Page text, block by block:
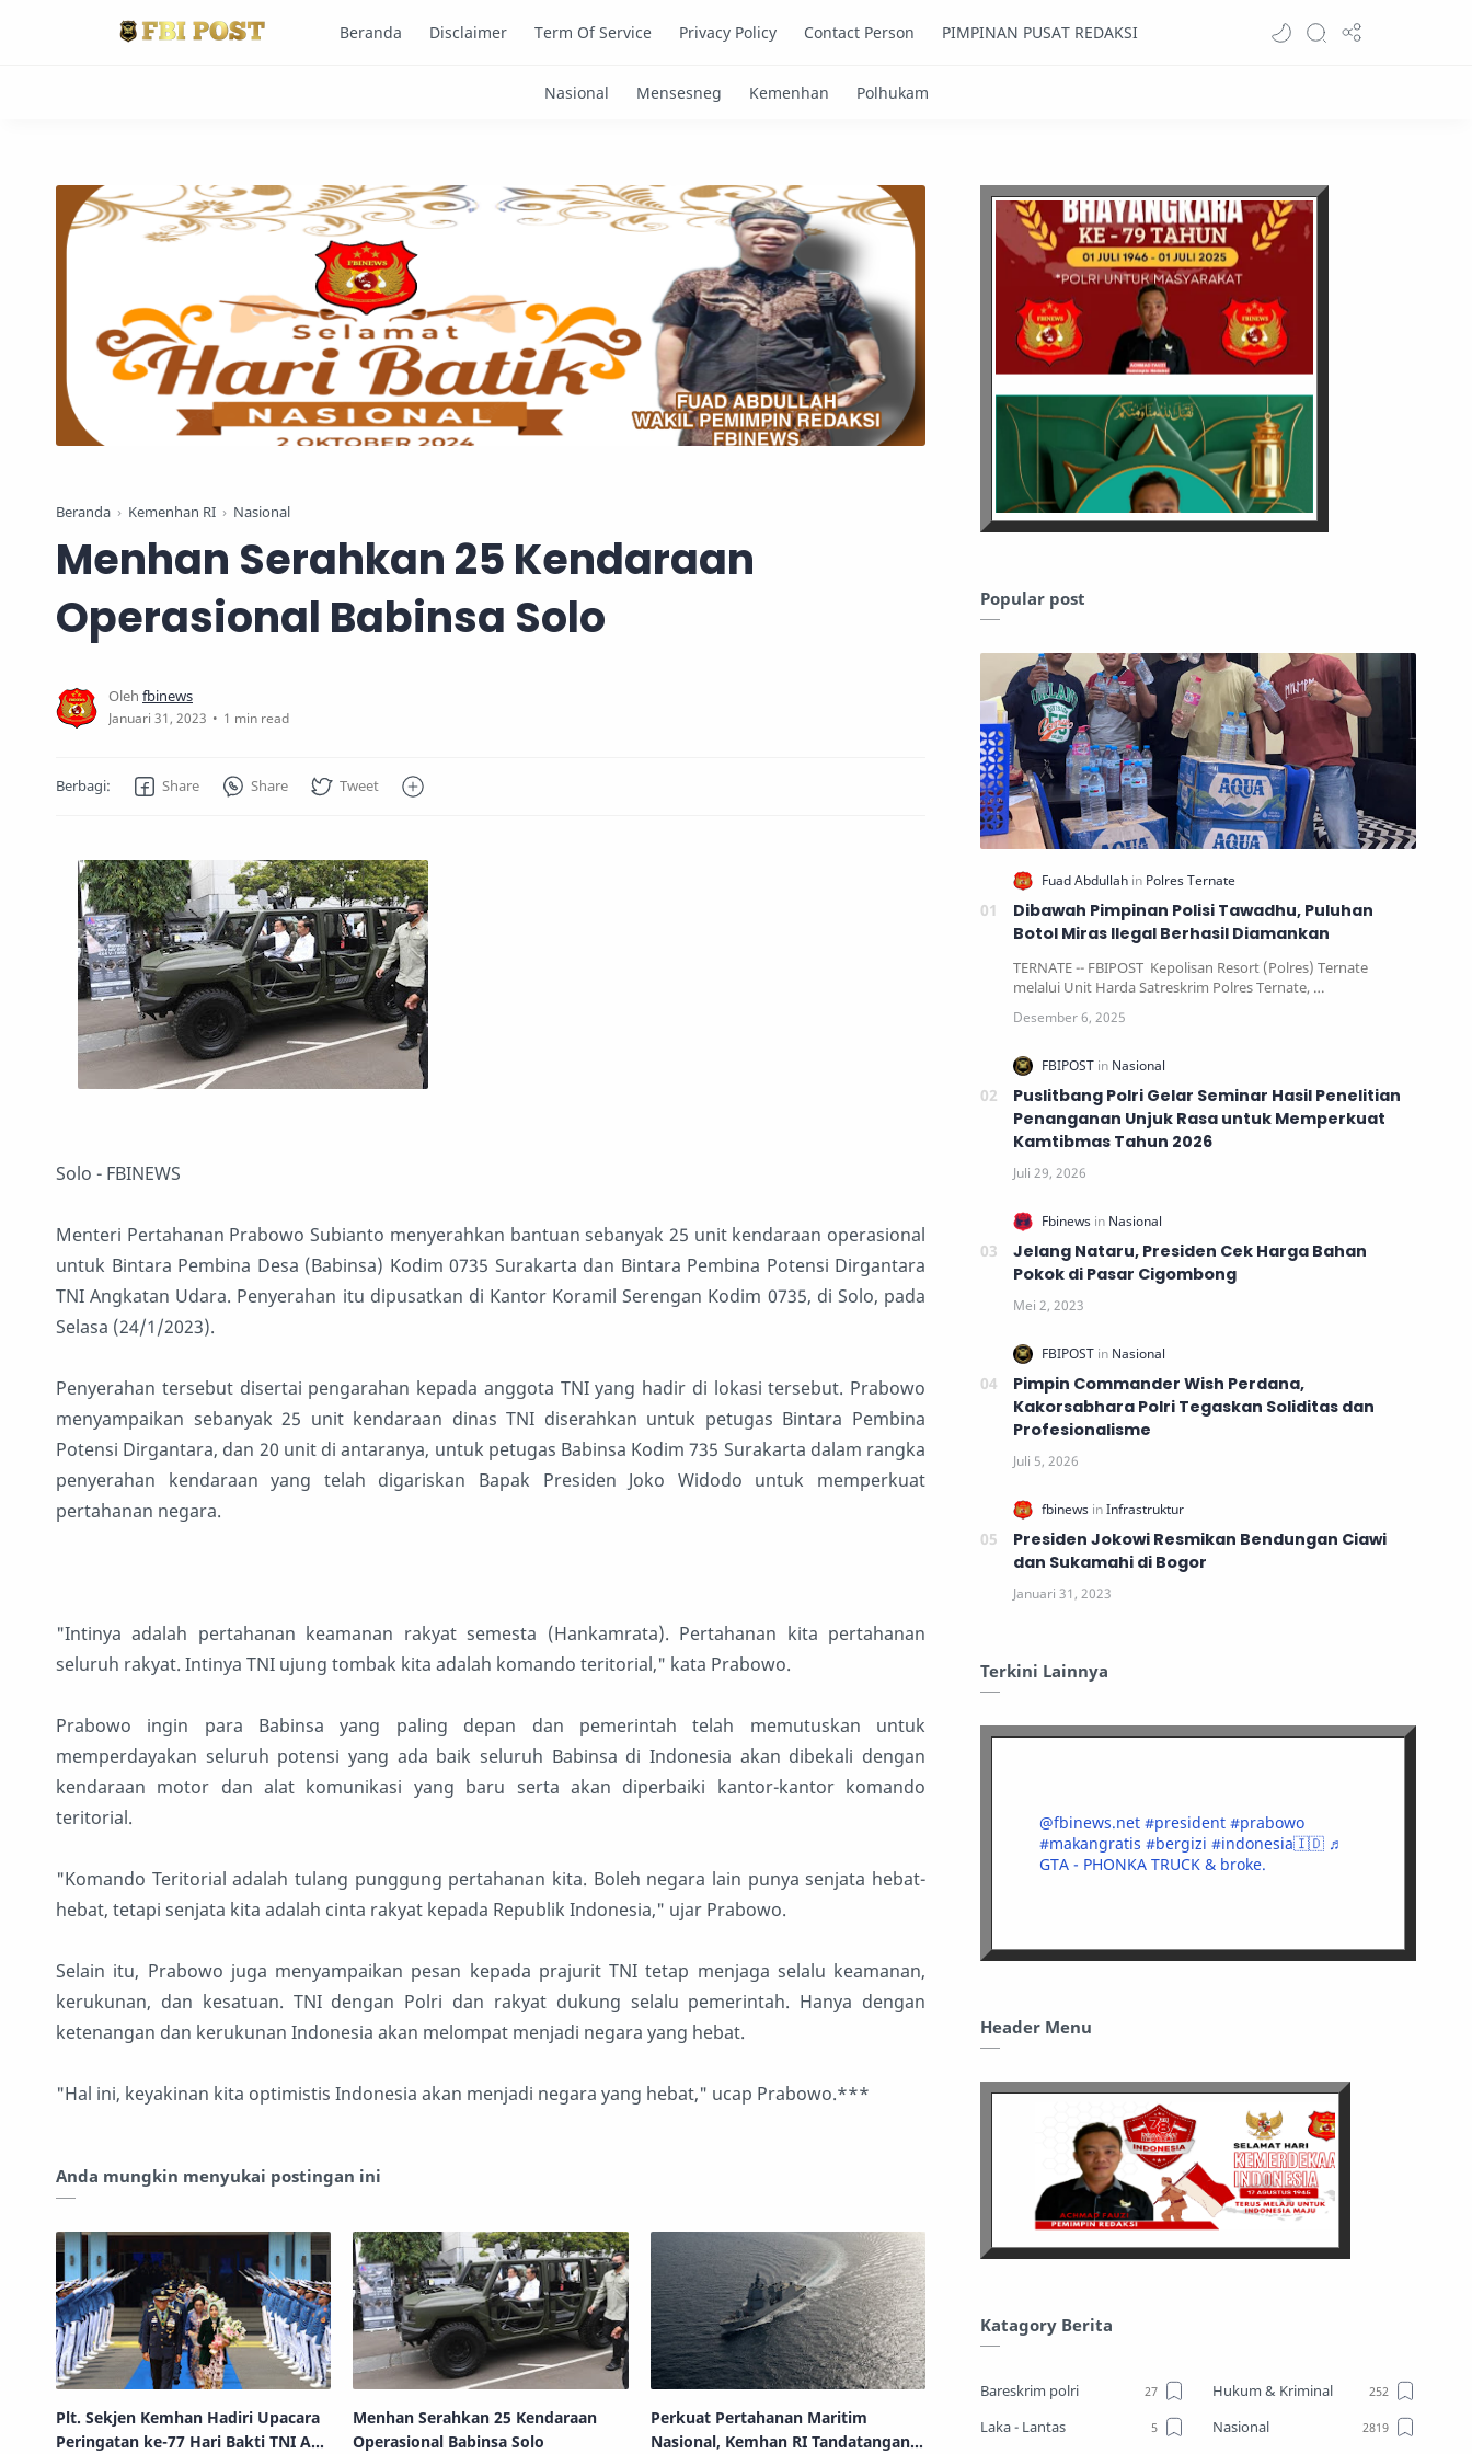
Beranda Disclaimer Term Of Service Privacy Policy Contact Person PIMPINAN PUSAT REDAKSI
Beranda Kemenhan RI Nasional
Menhan Serahkan 25 Kendaraan
Operasional Babinsa Solo
1 min read
Solo - FBINEWS
Menteri Pertahanan Prabowo Subianto menyerahkan bantuan sebanyak 25 unit kendaraan operasional
untuk Bintara Pembina Desa (Babinsa) Kodim 0735 Surakarta dan Bintara Pembina Potensi Dirgantara
TNI Angkatan Udara. Penyerahan itu dipusatkan di Kantor Koramil Serengan Kodim 0735, di Solo, pada
Selasa (24/1/2023).
Penyerahan tersebut disertai pengarahan kepada anggota TNI yang hadir di lokasi tersebut. Prabowo
menyampaikan sebanyak 25 unit kendaraan dinas TNI diserahkan untuk petugas Bintara Pembina
Potensi Dirgantara, dan 20 unit di antaranya, untuk petugas Babinsa Kodim 735 Surakarta dalam rangka
penyerahan kendaraan yang telah digariskan Bapak Presiden Joko Widodo untuk memperkuat
pertahanan negara.
"Intinya adalah pertahanan keamanan rakyat semesta (Hankamrata). Pertahanan kita pertahanan
seluruh rakyat. Intinya TNI ujung tombak kita adalah komando teritorial," kata Prabowo.
Prabowo ingin para Babinsa yang paling depan dan pemerintah telah memutuskan untuk
memperdayakan seluruh potensi yang ada baik seluruh Babinsa di Indonesia akan dibekali dengan
kendaraan motor dan alat komunikasi yang baru serta akan diperbaiki kantor-kantor komando
teritorial.
"Komando Teritorial adalah tulang punggung pertahanan kita. Boleh negara lain punya senjata hebat-
hebat, tetapi senjata kita adalah cinta rakyat kepada Republik Indonesia," ujar Prabowo.
Selain itu, Prabowo juga menyampaikan pesan kepada prajurit TNI tetap menjaga selalu keamanan,
kerukunan, dan kesatuan. TNI dengan Polri dan rakyat dukung selalu pemerintah. Hanya dengan
ketenangan dan kerukunan Indonesia akan melompat menjadi negara yang hebat.
"Hal ini, keyakinan kita optimistis Indonesia akan menjadi negara yang hebat," ucap Prabowo.***
Anda mungkin menyukai postingan ini
Plt. Sekjen Kemhan Hadiri Upacara
Peringatan ke-77 Hari Bakti TNI AU
Menhan Serahkan 25 Kendaraan
Operasional Babinsa Solo
Perkuat Pertahanan Maritim
Nasional, Kemhan RI Tandatangani
Popular post
Dibawah Pimpinan Polisi Tawadhu, Puluhan
Botol Miras Ilegal Berhasil Diamankan
TERNATE -- FBIPOST Kepolisan Resort (Polres) Ternate
melalui Unit Harda Satreskrim Polres Ternate, …
Puslitbang Polri Gelar Seminar Hasil Penelitian
Penanganan Unjuk Rasa untuk Memperkuat
Kamtibmas Tahun 2026
Jelang Nataru, Presiden Cek Harga Bahan
Pokok di Pasar Cigombong
Pimpin Commander Wish Perdana,
Kakorsabhara Polri Tegaskan Soliditas dan
Profesionalisme
Presiden Jokowi Resmikan Bendungan Ciawi
dan Sukamahi di Bogor
Terkini Lainnya
@fbinews.net #president #prabowo
#makangratis #bergizi #indonesia🇮🇩 ♬
GTA - PHONKA TRUCK & broke.
Header Menu
Katagory Berita
Bareskrim polri
Hukum & Kriminal
Laka - Lantas
Nasional